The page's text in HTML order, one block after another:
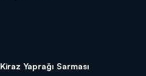
Kiraz Yaprağı Sarması